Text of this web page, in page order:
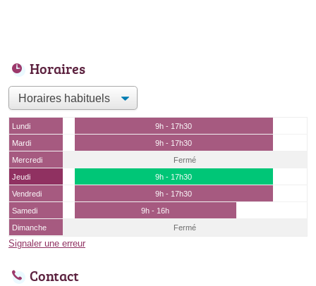
Horaires
Lundi
9h - 17h30
Mardi
9h - 17h30
Mercredi
Fermé
Jeudi
9h - 17h30
Vendredi
9h - 17h30
Samedi
9h - 16h
Dimanche
Fermé
Signaler une erreur
Contact